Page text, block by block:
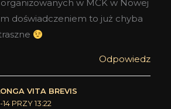
organizowanych w MCK w Nowej
doświadczeniem to już chyba
Odpowiedz
VITA BREVIS
14 PRZY 13:22